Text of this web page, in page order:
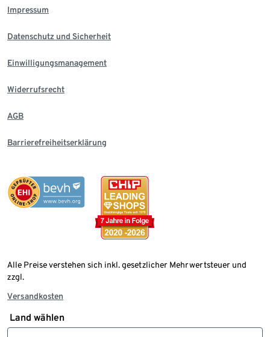
Impressum
Datenschutz und Sicherheit
Einwilligungsmanagement
Widerrufsrecht
AGB
Barrierefreiheitserklärung
Alle Preise verstehen sich inkl. gesetzlicher Mehrwertsteuer und
zzgl.
Versandkosten
Land wählen